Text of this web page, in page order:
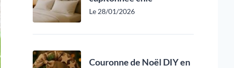
Le 28/01/2026
Couronne de Noël DIY en